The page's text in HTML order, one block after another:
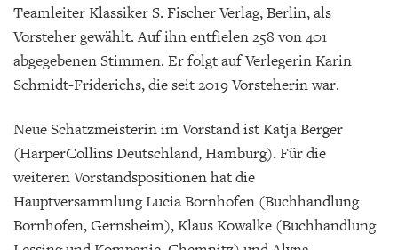
Teamleiter Klassiker S. Fischer Verlag, Berlin, als
Vorsteher gewählt. Auf ihn entfielen 258 von 401
abgegebenen Stimmen. Er folgt auf Verlegerin Karin
Schmidt-Friderichs, die seit 2019 Vorsteherin war.
Neue Schatzmeisterin im Vorstand ist Katja Berger
(HarperCollins Deutschland, Hamburg). Für die
weiteren Vorstandspositionen hat die
Hauptversammlung Lucia Bornhofen (Buchhandlung
Bornhofen, Gernsheim), Klaus Kowalke (Buchhandlung